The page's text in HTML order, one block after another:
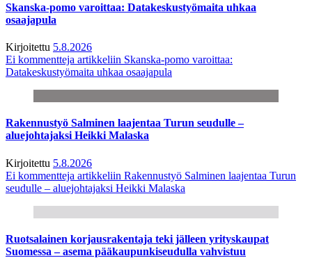
Skanska-pomo varoittaa: Datakeskustyömaita uhkaa
osaajapula
Kirjoitettu 5.8.2026
Ei kommentteja artikkeliin Skanska-pomo varoittaa:
Datakeskustyömaita uhkaa osaajapula
Rakennustyö Salminen laajentaa Turun seudulle –
aluejohtajaksi Heikki Malaska
Kirjoitettu 5.8.2026
Ei kommentteja artikkeliin Rakennustyö Salminen laajentaa Turun
seudulle – aluejohtajaksi Heikki Malaska
Ruotsalainen korjausrakentaja teki jälleen yrityskaupat
Suomessa – asema pääkaupunkiseudulla vahvistuu